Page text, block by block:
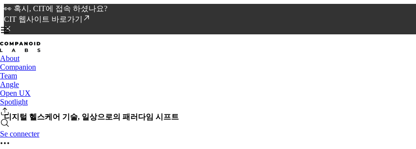
👀 혹시, CIT에 접속 하셨나요?
CIT 웹사이트 바로가기
About
Companion
Team
Angle
Open UX
Spotlight
Se connecter
디지털 헬스케어 기술, 일상으로의 패러다임 시프트